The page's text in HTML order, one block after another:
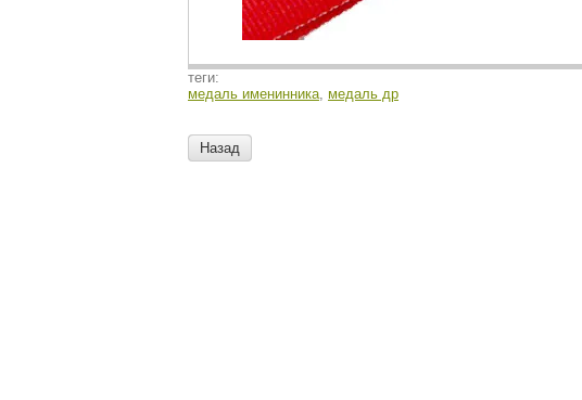
теги:
медаль именинника, медаль др
Назад